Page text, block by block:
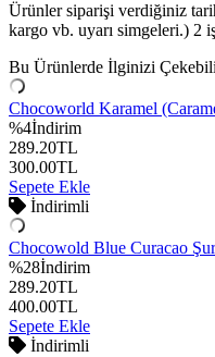
Ürünler siparişi verdiğiniz
kargo vb. uyarı simgeleri.) 2
Bu Ürünlerde İlginizi
Chocoworld Karamel
%4İndirim
289.20TL
300.00TL
Sepete Ekle
İndirimli
Chocowold Blue Curacao
%28İndirim
289.20TL
400.00TL
Sepete Ekle
İndirimli